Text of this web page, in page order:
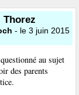
Thorez
- le 3 juin 2015
au sujet
des parents